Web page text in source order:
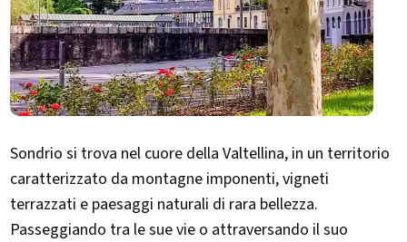
Sondrio si trova nel cuore della Valtellina, in un territorio
caratterizzato da montagne imponenti, vigneti
terrazzati e paesaggi naturali di rara bellezza.
Passeggiando tra le sue vie o attraversando il suo